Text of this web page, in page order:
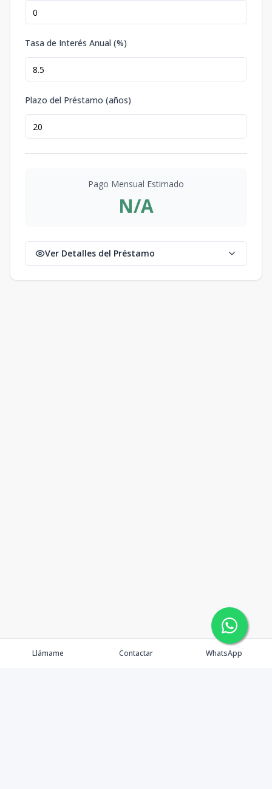
Tasa de Interés Anual (%)
Plazo del Préstamo (años)
Pago Mensual Estimado
N/A
Ver Detalles del Préstamo
Llámame Contactar WhatsApp